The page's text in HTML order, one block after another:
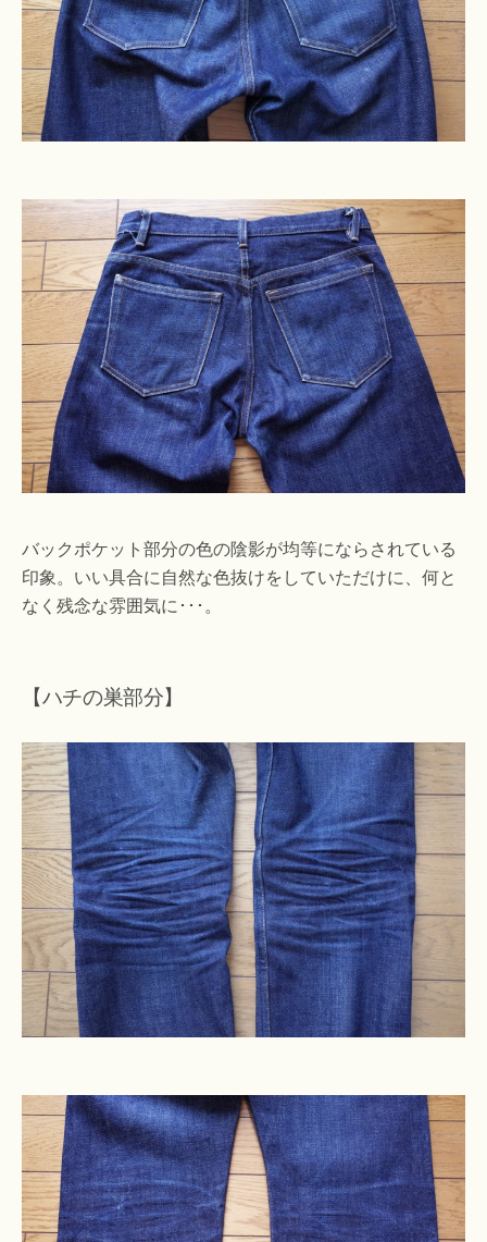
バックポケット部分の色の陰影が均等にならされている
印象。いい具合に自然な色抜けをしていただけに、何と
なく残念な雰囲気に･･･。
【ハチの巣部分】